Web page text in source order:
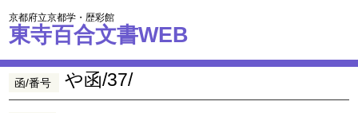
京都府立京都学・歴彩館
東寺百合文書WEB
函/番号 や函/37/